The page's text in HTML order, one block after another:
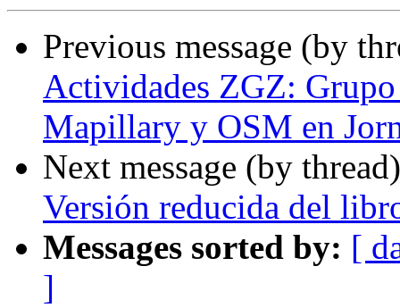
Previous message (by
Actividades ZGZ:
Mapillary y OSM en
Next message (by
Versión reducida del
Messages sorted by: [
]